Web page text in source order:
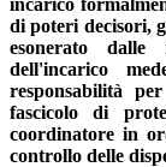
di poteri decisori,
esonerato
dell'incarico
responsabilità
fascicolo di
coordinatore in
controllo delle